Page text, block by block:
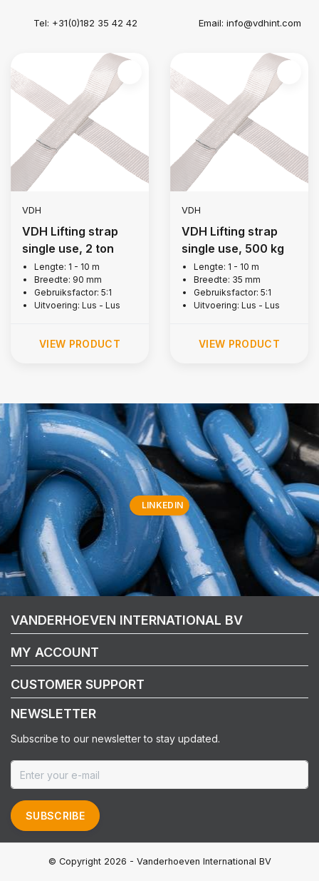
Tel: +31(0)182 35 42 42 Email:info@vdhint.com
VDH
VDH Lifting strap
single use, 2 ton
Lengte: 1 - 10 m
Breedte: 90 mm
Gebruiksfactor: 5:1
Uitvoering: Lus - Lus
VIEW PRODUCT
VDH
VDH Lifting strap
single use, 500 kg
Lengte: 1 - 10 m
Breedte: 35 mm
Gebruiksfactor: 5:1
Uitvoering: Lus - Lus
VIEW PRODUCT
LINKEDIN
VANDERHOEVEN INTERNATIONAL BV
MY ACCOUNT
CUSTOMER SUPPORT
NEWSLETTER
Subscribe to our newsletter to stay updated.
SUBSCRIBE
© Copyright 2026 - Vanderhoeven International BV